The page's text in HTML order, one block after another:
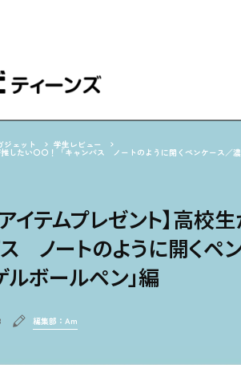
ジェット 学生レビュー
推したい〇〇！「キャンパス ノートのように開くペンケース／
アイテムプレゼント】高校
ス ノートのように開くペ
ルボールペン」編
編集部：Am